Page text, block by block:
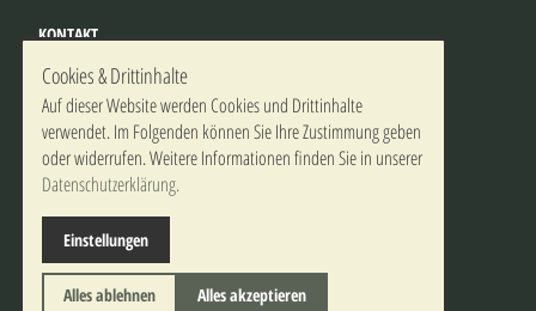
KONTAKT
Geschäftsstelle
Kontaktformular
RECHTLICHE HINWEISE
Impressum
© 2018 Ludwig-Erhard-Initiativkreis Fürth e.V.
Cookies & Drittinhalte
Auf dieser Website werden Cookies und Drittinhalte
verwendet. Im Folgenden können Sie Ihre Zustimmung geben
oder widerrufen. Weitere Informationen finden Sie in unserer
Datenschutzerklärung.
Einstellungen
Alles ablehnen Alles akzeptieren